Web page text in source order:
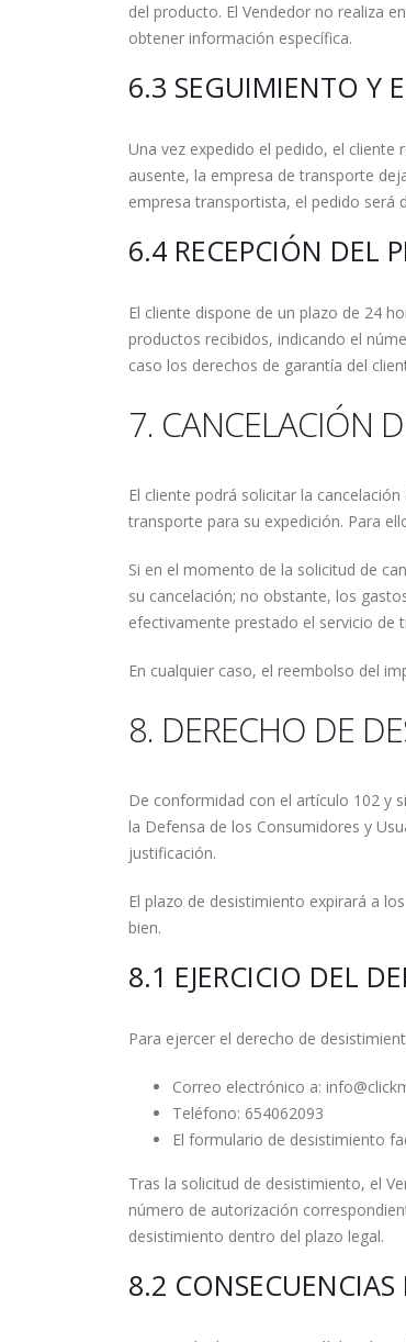
del producto. El Vendedor no realiza
obtener información específica.
6.3 SEGUIMIENTO Y
Una vez expedido el pedido, el
ausente, la empresa de transporte
empresa transportista, el pedido será
6.4 RECEPCIÓN DEL
El cliente dispone de un plazo de 24
productos recibidos, indicando el
caso los derechos de garantía del
7. CANCELACIÓN
El cliente podrá solicitar la
transporte para su expedición. Para
Si en el momento de la solicitud de
su cancelación; no obstante, los
efectivamente prestado el servicio
En cualquier caso, el reembolso del
8. DERECHO DE
De conformidad con el artículo 102 y
la Defensa de los Consumidores y
justificación.
El plazo de desistimiento expirará a
bien.
8.1 EJERCICIO DEL
Para ejercer el derecho de
Correo electrónico a:
Teléfono: 654062093
El formulario de desistimiento
Tras la solicitud de desistimiento, el
número de autorización
desistimiento dentro del plazo legal.
8.2